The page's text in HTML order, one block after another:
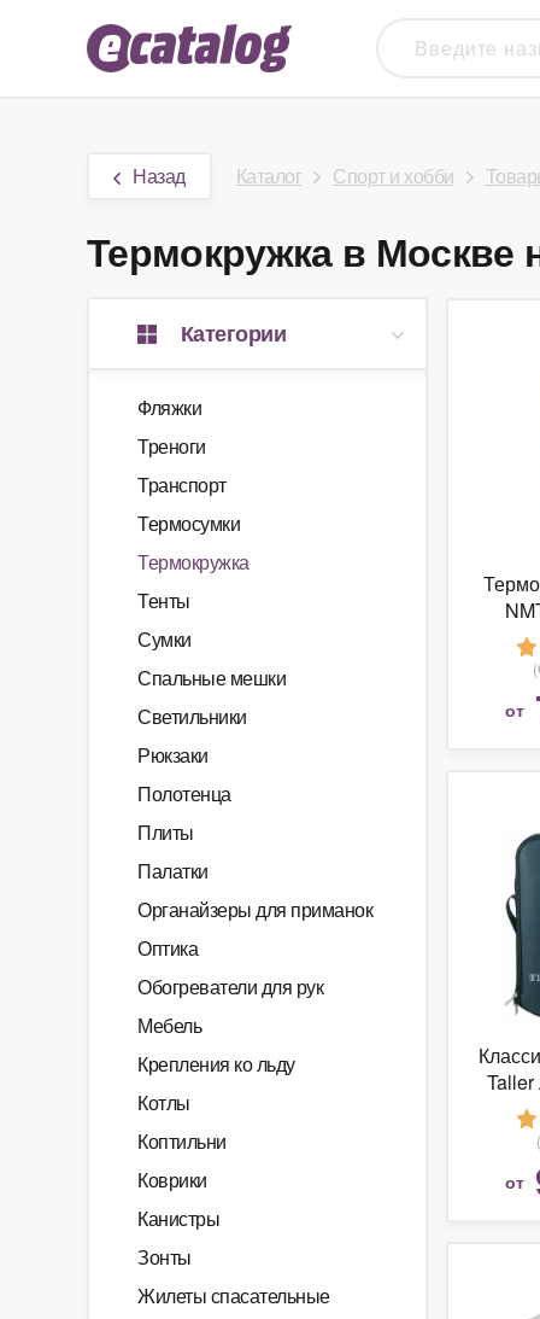
Назад Каталог Спорт и хобби
Термокружка в Москве
Категории
Фляжки
Треноги
Транспорт
Термосумки
Термокружка
Тенты
Сумки
Спальные мешки
Светильники
Рюкзаки
Полотенца
Плиты
Палатки
Органайзеры для приманок
Оптика
Обогреватели для рук
Мебель
Крепления ко льду
Котлы
Коптильни
Коврики
Канистры
Зонты
Жилеты спасательные
от
Taller
от